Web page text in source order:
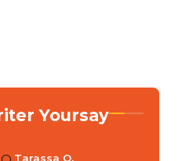
Yoursay
Tarassa Q.